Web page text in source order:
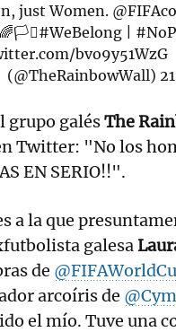
just Women.
#WeBelong|
bvo9y51WzG
(@TheRainbowWall)
grupo galésThe
Twitter: "No los
EN SERIO!!".
a la que
galesa
de
arcoíris de
el mío. Tuve una